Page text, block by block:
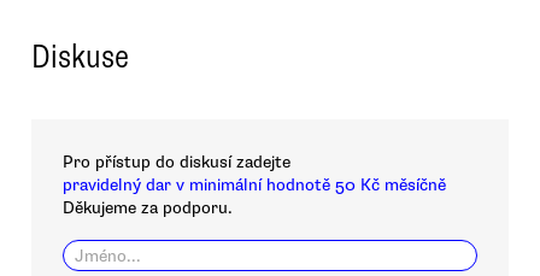
Diskuse
Pro přístup do diskusí zadejte
pravidelný dar v minimální hodnotě 50 Kč měsíčně
Děkujeme za podporu.